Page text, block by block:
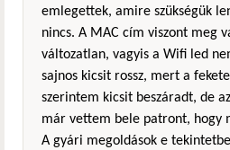
emlegettek, amire szükségük
nincs. A MAC cím viszont meg
változatlan, vagyis a Wifi led
sajnos kicsit rossz, mert a
szerintem kicsit beszáradt, de
már vettem bele patront, hogy
A gyári megoldások e